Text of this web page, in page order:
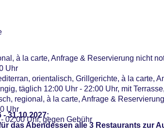
Express, Diners
Anfrage & Reservierung nicht
Tagungsräume, Tagungsequipment: gegen
à la carte, Anfrage & Reservierung nicht
Uhr
orientalisch, Grillgerichte, à la carte,
täglich 12:00 Uhr - 22:00 Uhr, mit
regional, à la carte, Anfrage &
Uhr
02:00 Uhr, gegen Gebühr
- 31.10.2027:
das Abendessen alle 3 Restaurants zur